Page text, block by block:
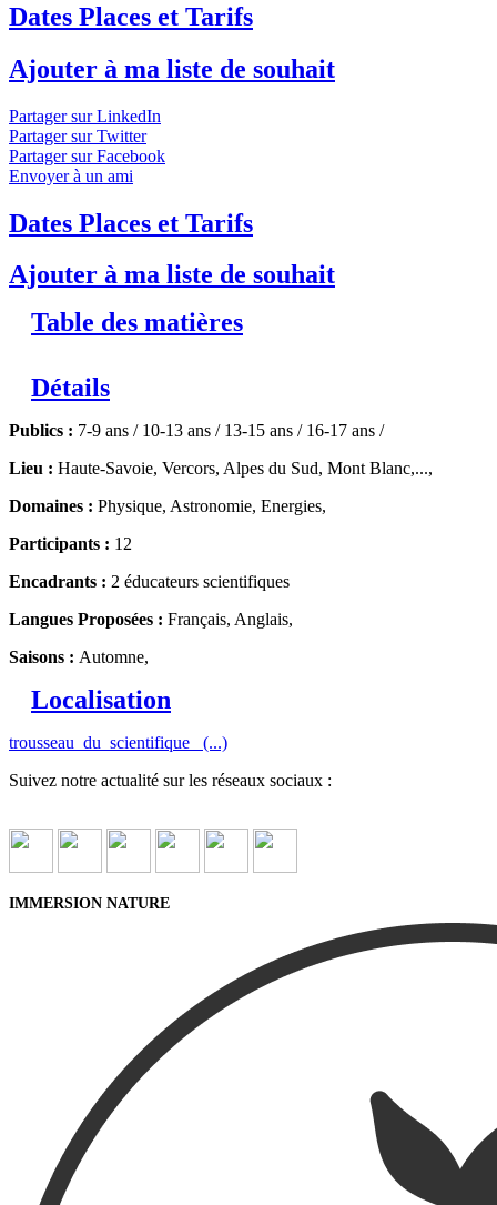
Dates Places et Tarifs
Ajouter à ma liste de souhait
Partager sur LinkedIn
Partager sur Twitter
Partager sur Facebook
Envoyer à un ami
Dates Places et Tarifs
Ajouter à ma liste de souhait
Table des matières
Détails
Publics : 7-9 ans / 10-13 ans / 13-15 ans / 16-17 ans /
Lieu : Haute-Savoie, Vercors, Alpes du Sud, Mont Blanc,...,
Domaines : Physique, Astronomie, Energies,
Participants : 12
Encadrants : 2 éducateurs scientifiques
Langues Proposées : Français, Anglais,
Saisons : Automne,
Localisation
trousseau_du_scientifique_ (...)
Suivez notre actualité sur les réseaux sociaux :
IMMERSION NATURE